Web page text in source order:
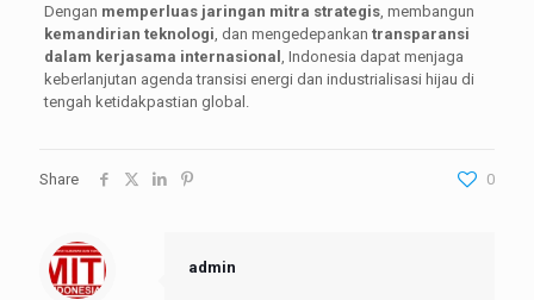
Dengan memperluas jaringan mitra strategis, membangun
kemandirian teknologi , dan mengedepankan transparansi
dalam kerjasama internasional
, Indonesia dapat menjaga
keberlanjutan agenda transisi energi dan industrialisasi hijau di
tengah ketidakpastian global.
Share 0
admin